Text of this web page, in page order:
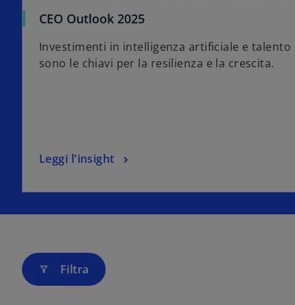
CEO Outlook 2025
Investimenti in intelligenza artificiale e talento
sono le chiavi per la resilienza e la crescita.
Leggi l'insight
filter_alt Filtra